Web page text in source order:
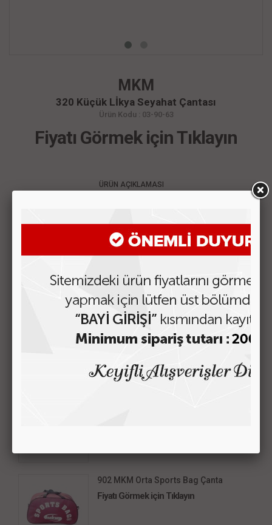
MKM
320 Küçük Lİkya Seyahat Çantası
Ürün Kodu : 03-90-63
Fiyatı Görmek için Tıklayın
ÜRÜN AÇIKLAMASI
Ürünlerimiz yerli imalattır. 610D su geçirmez polyester
kumaştan imal edilmiştir. Omuzda taşıma için kolonu
fermuarlı cep vardır. Ürünler karışık renk olarak size
teslim edilir. Promosyon ürün ihtiyaçlarınız ve detaylı bilgi
almak için müşteri temsilcilerimizle irtibata geçiniz.
Ebatları:40*20*22CM
BENZER ÜRÜNLER
902 MKM Orta Sports Bag Çanta
Fiyatı Görmek için Tıklayın